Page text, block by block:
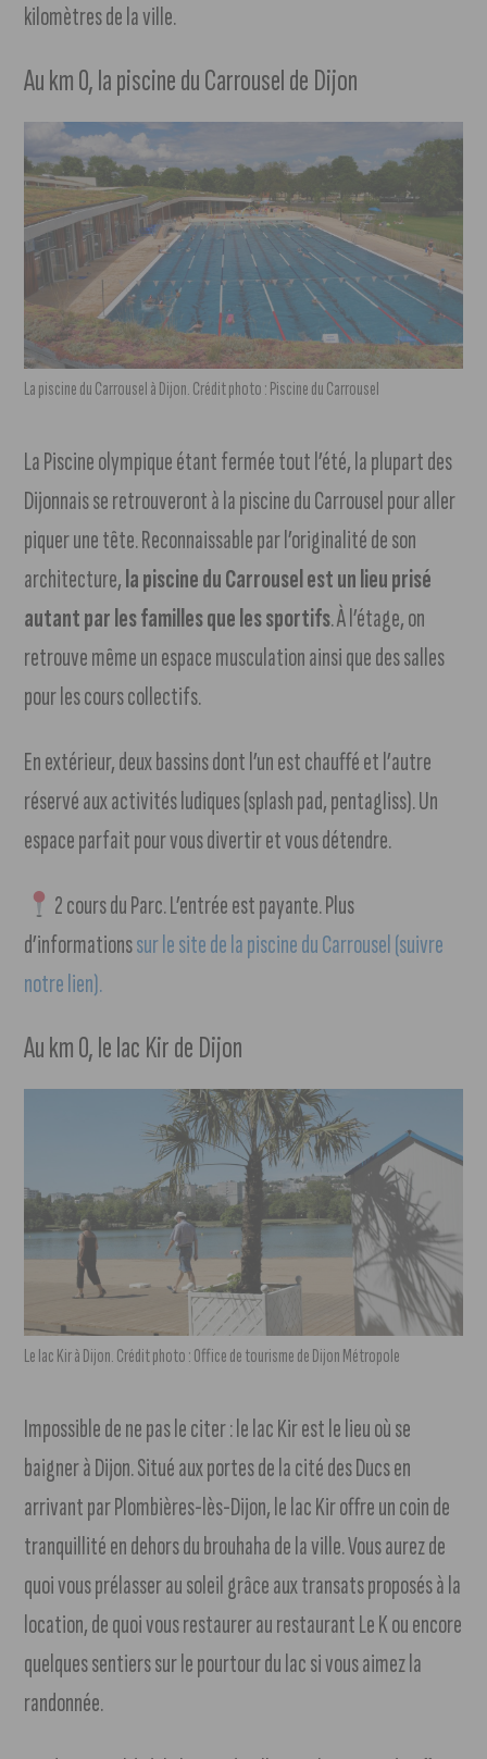
kilomètres de la ville.
Au km 0, la piscine du Carrousel de Dijon
La piscine du Carrousel à Dijon. Crédit photo : Piscine du Carrousel
La Piscine olympique étant fermée tout l’été, la plupart des
Dijonnais se retrouveront à la piscine du Carrousel pour aller
piquer une tête. Reconnaissable par l’originalité de son
architecture,la piscine du Carrousel est un lieu prisé
autant par les familles que les sportifs. À l’étage, on
retrouve même un espace musculation ainsi que des salles
pour les cours collectifs.
En extérieur, deux bassins dont l’un est chauffé et l’autre
réservé aux activités ludiques (splash pad, pentagliss). Un
espace parfait pour vous divertir et vous détendre.
2 cours du Parc. L’entrée est payante. Plus
d’informationssur le site de la piscine du Carrousel (suivre
notre lien).
Au km 0, le lac Kir de Dijon
Le lac Kir à Dijon. Crédit photo : Office de tourisme de Dijon Métropole
Impossible de ne pas le citer : le lac Kir est le lieu où se
baigner à Dijon. Situé aux portes de la cité des Ducs en
arrivant par Plombières-lès-Dijon, le lac Kir offre un coin de
tranquillité en dehors du brouhaha de la ville. Vous aurez de
quoi vous prélasser au soleil grâce aux transats proposés à la
location, de quoi vous restaurer au restaurant Le K ou encore
quelques sentiers sur le pourtour du lac si vous aimez la
randonnée.